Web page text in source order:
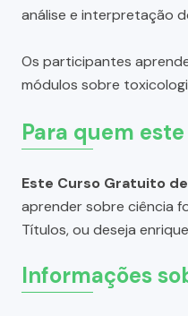
análise e interpretação
Os participantes
módulos sobre
Para quem
Este Curso Gratuito
aprender sobre ciência
Títulos, ou deseja
Informações